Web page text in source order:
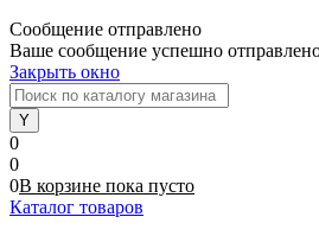
Сообщение отправлено
Ваше сообщение успешно
Закрыть окно
0
0
0В корзине пока пусто
Каталог товаров